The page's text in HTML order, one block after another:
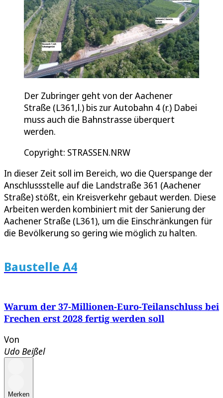
Der Zubringer geht von der Aachener
Straße (L361,l.) bis zur Autobahn 4 (r.) Dabei
muss auch die Bahnstrasse überquert
werden.
Copyright: STRASSEN.NRW
In dieser Zeit soll im Bereich, wo die Querspange der
Anschlussstelle auf die Landstraße 361 (Aachener
Straße) stößt, ein Kreisverkehr gebaut werden. Diese
Arbeiten werden kombiniert mit der Sanierung der
Aachener Straße (L361), um die Einschränkungen für
die Bevölkerung so gering wie möglich zu halten.
Baustelle A4
Warum der 37-Millionen-Euro-Teilanschluss bei
Frechen erst 2028 fertig werden soll
Von
Udo Beißel
Merken